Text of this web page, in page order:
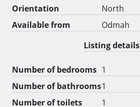
Orientation
North
Available from
Odmah
Listing details
Number of bedrooms 1
Number of bathrooms1
Number of toilets
1